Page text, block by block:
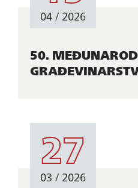
04 / 2026
50.
27
03 / 2026